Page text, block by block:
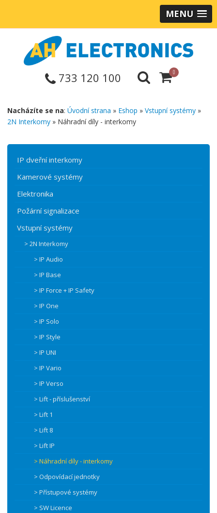
MENU
733 120 100 0
Nacházíte se na: Úvodní strana » Eshop » Vstupní systémy »
2N Interkomy » Náhradní díly - interkomy
IP dveřní interkomy
Kamerové systémy
Elektronika
Požární signalizace
Vstupní systémy
> 2N Interkomy
> IP Audio
> IP Base
> IP Force + IP Safety
> IP One
> IP Solo
> IP Style
> IP UNI
> IP Vario
> IP Verso
> Lift - příslušenství
> Lift 1
> Lift 8
> Lift IP
> Náhradní díly - interkomy
> Odpovídací jednotky
> Přístupové systémy
> SW Licence